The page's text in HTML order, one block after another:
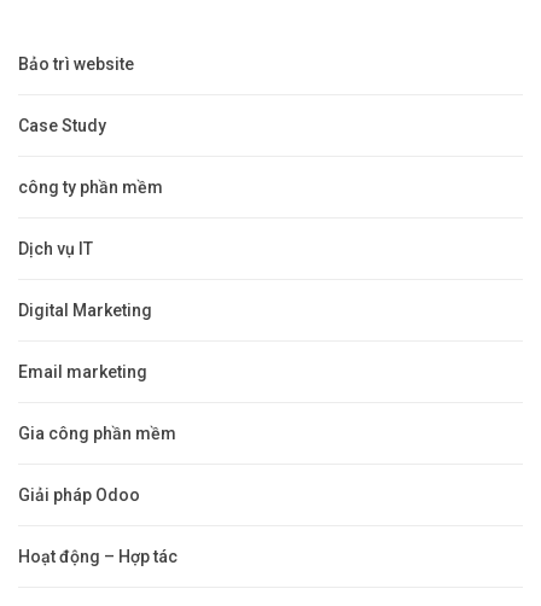
Bảo trì website
Case Study
công ty phần mềm
Dịch vụ IT
Digital Marketing
Email marketing
Gia công phần mềm
Giải pháp Odoo
Hoạt động – Hợp tác